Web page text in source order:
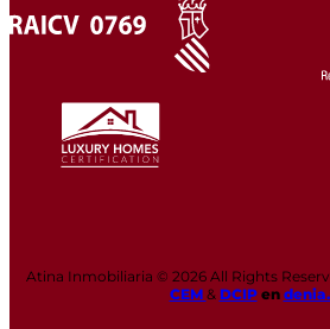
Atina Inmobiliaria © 2026 All Rights
CEM & DCIPen